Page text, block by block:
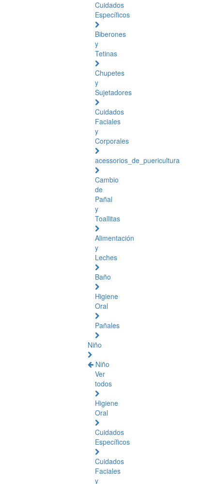
Cuidados
Específicos
Biberones
y
Tetinas
Chupetes
y
Sujetadores
Cuidados
Faciales
y
Corporales
acessorios_de_puericultura
Cambio
de
Pañal
y
Toallitas
Alimentación
y
Leches
Baño
Higiene
Oral
Pañales
Niño
Niño
Ver
todos
Higiene
Oral
Cuidados
Específicos
Cuidados
Faciales
y